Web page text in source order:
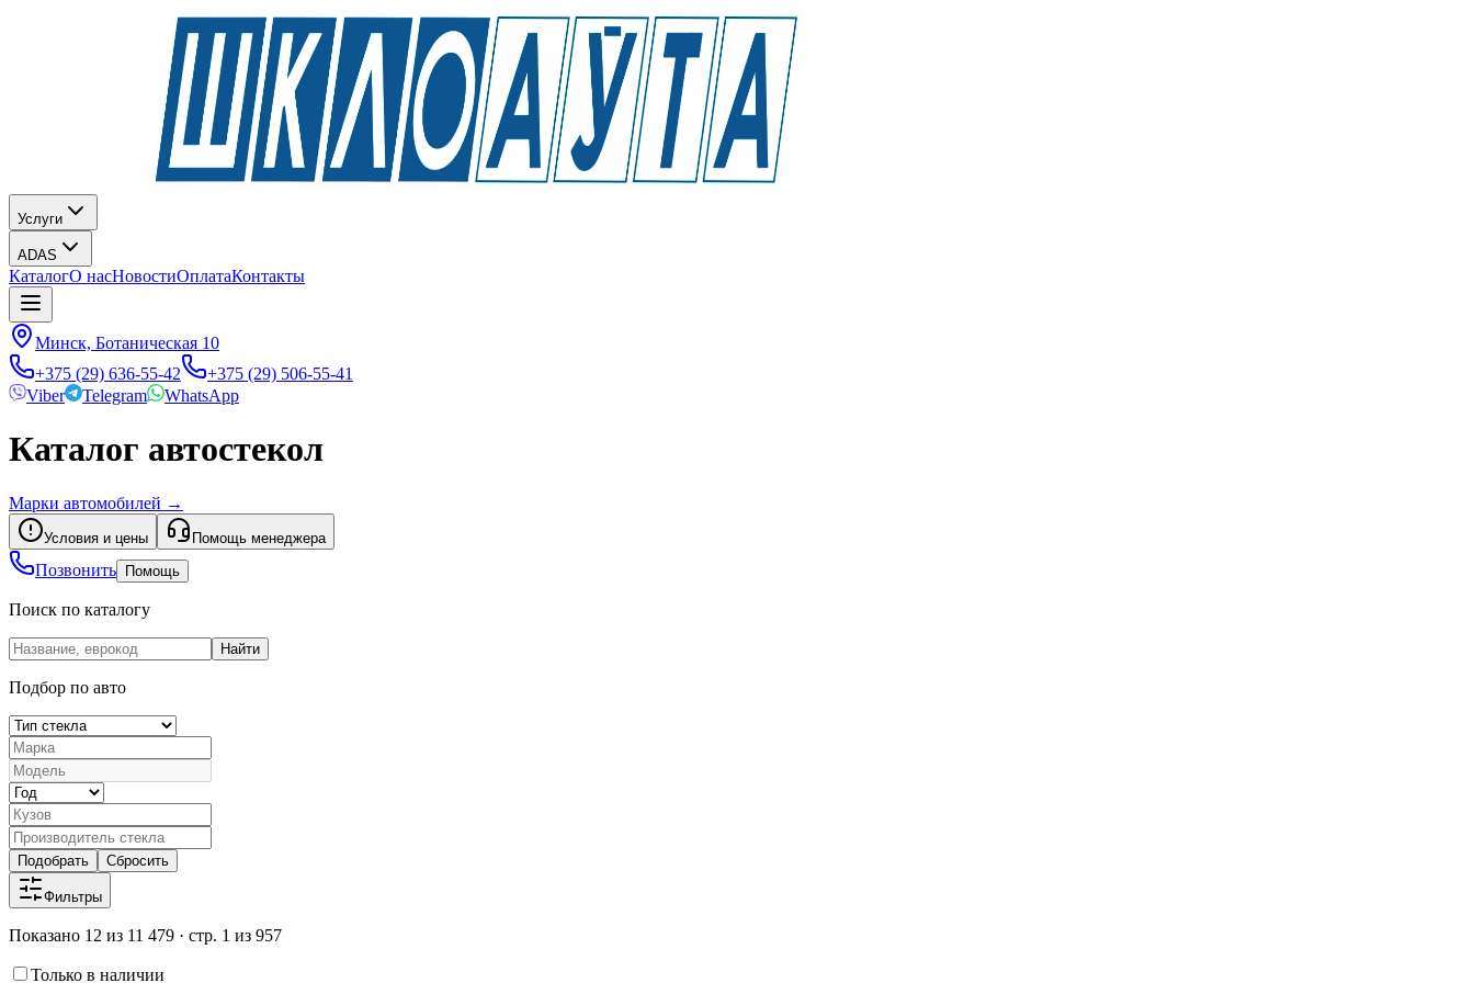
Услуги
ADAS
КаталогО насНовостиОплатаКонтакты
Минск, Ботаническая 10
+375 (29) 636-55-42
+375 (29) 506-55-41
Viber
Telegram WhatsApp
Каталог автостекол
Марки автомобилей →
Условия и цены Помощь менеджера
Позвонить Помощь
Поиск по каталогу
Найти
Подбор по авто
Подобрать Сбросить
Фильтры
Показано 12 из 11 479 · стр. 1 из 957
Только в наличии